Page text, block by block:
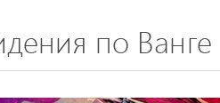
по Ванге